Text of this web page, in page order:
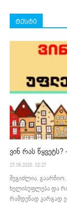
ტესტი
ვინ რას
27.05.2025. 02:27
შეგიძლია,
ხელისუფლება და
რამდენად კარგად